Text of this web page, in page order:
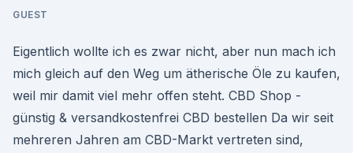
GUEST
Eigentlich wollte ich es zwar nicht, aber nun mach ich
mich gleich auf den Weg um ätherische Öle zu kaufen,
weil mir damit viel mehr offen steht. CBD Shop -
günstig & versandkostenfrei CBD bestellen Da wir seit
mehreren Jahren am CBD-Markt vertreten sind,